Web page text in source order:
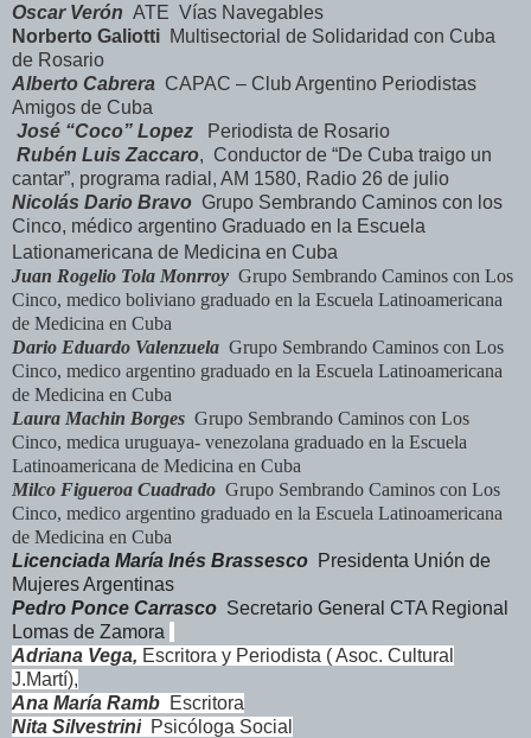
Oscar Verón ATE Vías Navegables
Norberto Galiotti Multisectorial de Solidaridad con Cuba
de Rosario
Alberto Cabrera CAPAC – Club Argentino Periodistas
Amigos de Cuba
José “Coco” Lopez Periodista de Rosario
Rubén Luis Zaccaro, Conductor de “De Cuba traigo un
cantar”, programa radial, AM 1580, Radio 26 de julio
Nicolás Dario Bravo Grupo Sembrando Caminos con los
Cinco, médico argentino Graduado en la Escuela
Lationamericana de Medicina en Cuba
Juan Rogelio Tola Monrroy Grupo Sembrando Caminos con Los
Cinco, medico boliviano graduado en la Escuela Latinoamericana
de Medicina en Cuba
Dario Eduardo Valenzuela Grupo Sembrando Caminos con Los
Cinco, medico argentino graduado en la Escuela Latinoamericana
de Medicina en Cuba
Laura Machin Borges Grupo Sembrando Caminos con Los
Cinco, medica uruguaya- venezolana graduado en la Escuela
Latinoamericana de Medicina en Cuba
Milco Figueroa Cuadrado Grupo Sembrando Caminos con Los
Cinco, medico argentino graduado en la Escuela Latinoamericana
de Medicina en Cuba
Licenciada María Inés Brassesco Presidenta Unión de
Mujeres Argentinas
Pedro Ponce Carrasco Secretario General CTA Regional
Lomas de Zamora
Adriana Vega, Escritora y Periodista ( Asoc. Cultural
J.Martí),
Ana María Ramb Escritora
Nita Silvestrini Psicóloga Social